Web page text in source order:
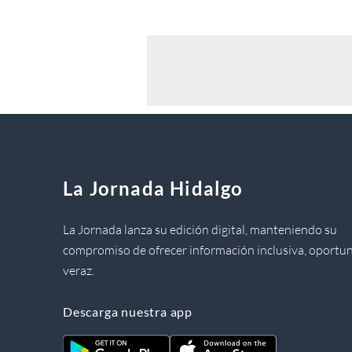
La Jornada Hidalgo
La Jornada lanza su edición digital, manteniendo su
compromiso de ofrecer información inclusiva,
veraz.
Descarga nuestra app